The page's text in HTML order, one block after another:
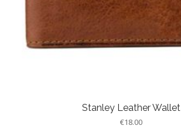
Stanley Leather Wallet
€18.00